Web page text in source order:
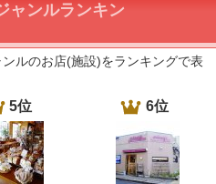
ャンルランキン
ルのお店(施設)をランキングで表
5位 6位